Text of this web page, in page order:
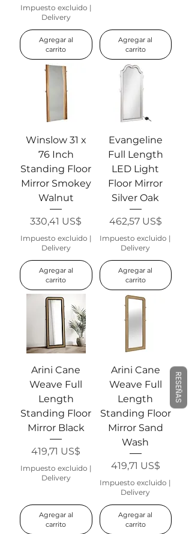
Impuesto excluido |
Delivery
Agregar al
carrito
Agregar al
carrito
Winslow 31 x
76 Inch
Standing Floor
Mirror Smokey
Walnut
Precio
330,41 US$
Impuesto excluido |
Delivery
Agregar al
carrito
Evangeline
Full Length
LED Light
Floor Mirror
Silver Oak
Precio
462,57 US$
Impuesto excluido |
Delivery
Agregar al
carrito
Arini Cane
Weave Full
Length
Standing Floor
Mirror Black
Precio
419,71 US$
Impuesto excluido |
Delivery
Agregar al
carrito
Arini Cane
Weave Full
Length
Standing Floor
Mirror Sand
Wash
Precio
419,71 US$
Impuesto excluido |
Delivery
Agregar al
carrito
RESEÑAS